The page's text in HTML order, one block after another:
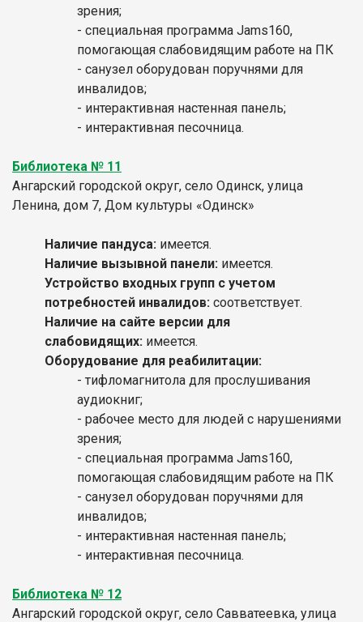
зрения;
- специальная программа Jams160,
помогающая слабовидящим работе на ПК
- санузел оборудован поручнями для
инвалидов;
- интерактивная настенная панель;
- интерактивная песочница.
Библиотека № 11
Ангарский городской округ, село Одинск, улица
Ленина, дом 7, Дом культуры «Одинск»
Наличие пандуса: имеется.
Наличие вызывной панели: имеется.
Устройство входных групп с учетом
потребностей инвалидов: соответствует.
Наличие на сайте версии для
слабовидящих: имеется.
Оборудование для реабилитации:
- тифломагнитола для прослушивания
аудиокниг;
- рабочее место для людей с нарушениями
зрения;
- специальная программа Jams160,
помогающая слабовидящим работе на ПК
- санузел оборудован поручнями для
инвалидов;
- интерактивная настенная панель;
- интерактивная песочница.
Библиотека № 12
Ангарский городской округ, село Савватеевка, улица